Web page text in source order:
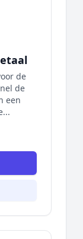
de
de
een